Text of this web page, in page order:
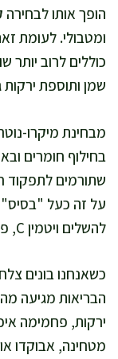
הופך אותו לבחירה
ומטבולי. לעומת
כוללים לרוב יותר
שמן ותוספת ירקות
בחילוף חומרים
שתורמים לתפקוד
על זה כעל "בסיס"
להשלים ויטמין C, פולאט ונוגדי חמצון.
כשאנחנו בונים
הבריאות מגיעה
ירקות, פחמימה
מטחינה, אבוקדו